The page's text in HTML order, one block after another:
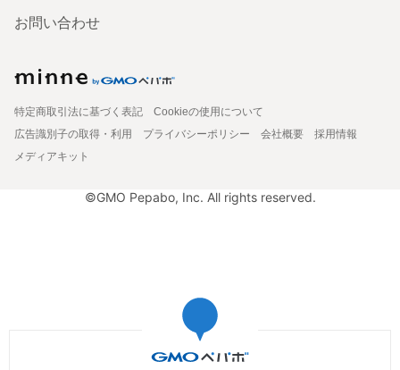
お問い合わせ
特定商取引法に基づく表記
Cookieの使用について
広告識別子の取得・利用
プライバシーポリシー 会社概要
採用情報
メディアキット
©GMO Pepabo, Inc. All rights reserved.